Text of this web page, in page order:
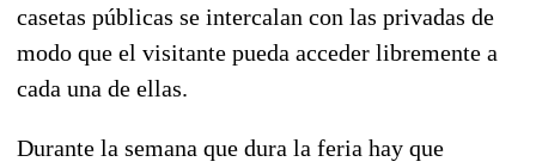
casetas públicas se intercalan con las privadas de
modo que el visitante pueda acceder libremente a
cada una de ellas.
Durante la semana que dura la feria hay que